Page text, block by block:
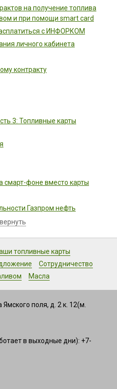
на получение топлива
и при помощи smart card
с ИНФОРКОМ
личного кабинета
контракту
3: Топливные карты
смарт-фоне вместо карты
Газпром нефть
топливные карты
Сотрудничество
Масла
поля, д. 2 к. 12(м.
в выходные дни): +7-